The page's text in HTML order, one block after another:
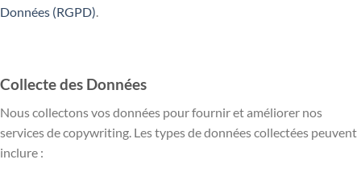
Données (RGPD)
Collecte des Données
Nous collectons vos données pour fournir et améliorer nos
services de copywriting. Les types de données collectées peuvent
inclure :